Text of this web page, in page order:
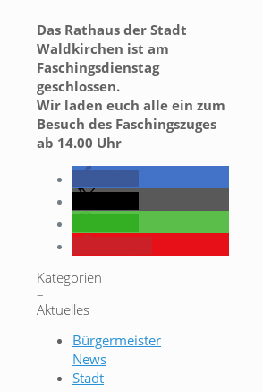
Das Rathaus der Stadt
Waldkirchen ist am
Faschingsdienstag
geschlossen.
Wir laden euch alle ein zum
Besuch des Faschingszuges
ab 14.00 Uhr
Kategorien
–
Aktuelles
Bürgermeister
News
Stadt